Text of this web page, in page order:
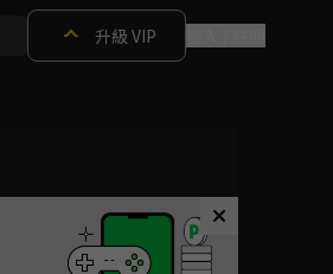
升級 VIP